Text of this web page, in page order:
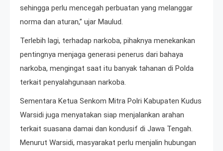
sehingga perlu mencegah perbuatan yang melanggar
norma dan aturan,” ujar Maulud.
Terlebih lagi, terhadap narkoba, pihaknya menekankan
pentingnya menjaga generasi penerus dari bahaya
narkoba, mengingat saat itu banyak tahanan di Polda
terkait penyalahgunaan narkoba.
Sementara Ketua Senkom Mitra Polri Kabupaten Kudus
Warsidi juga menyatakan siap menjalankan arahan
terkait suasana damai dan kondusif di Jawa Tengah.
Menurut Warsidi, masyarakat perlu menjalin hubungan